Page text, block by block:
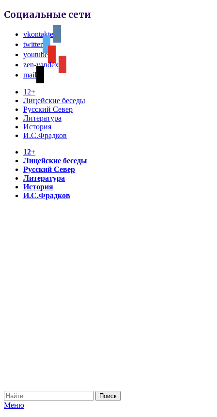
Социальные сети
vkontakte
twitter
youtube
zen-yandex
mail
12+
Лицейские беседы
Русский Север
Литература
История
И.С.Фрадков
12+
Лицейские беседы
Русский Север
Литература
История
И.С.Фрадков
Меню